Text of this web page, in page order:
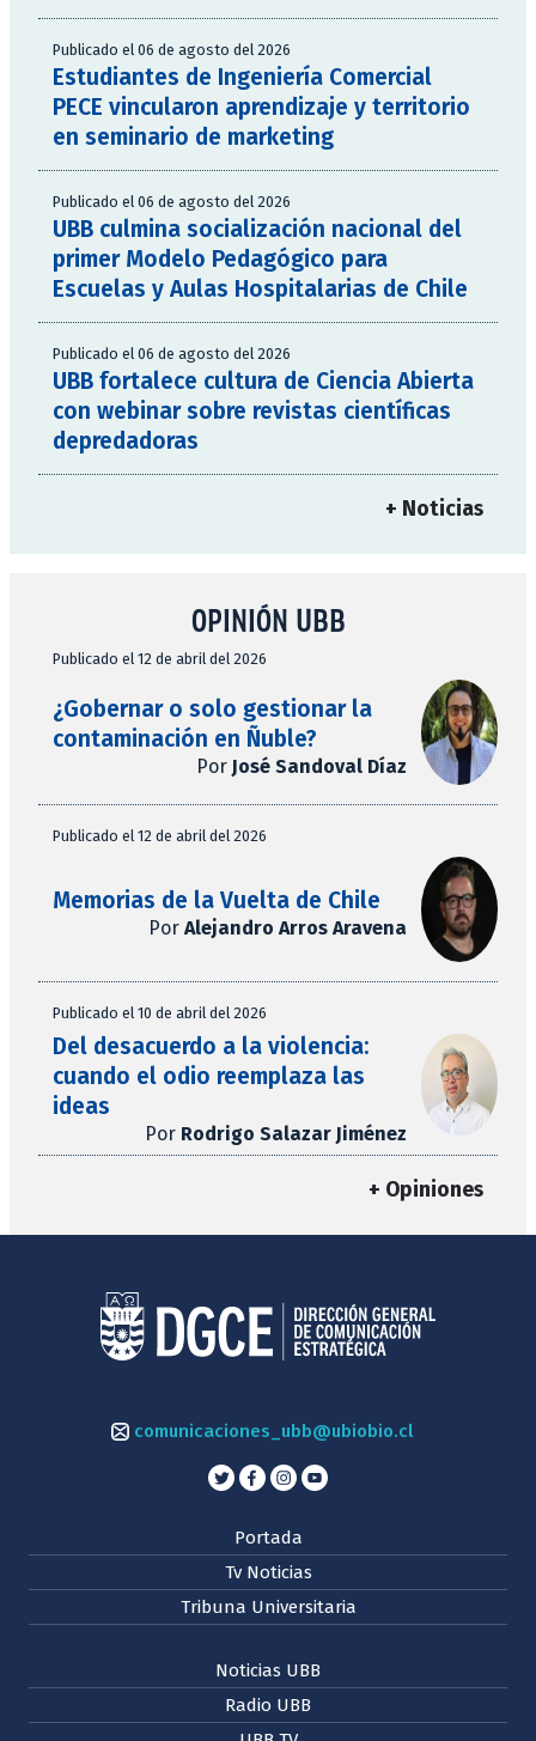
Publicado el 06 de agosto del 2026
Estudiantes de Ingeniería Comercial
PECE vincularon aprendizaje y territorio
en seminario de marketing
Publicado el 06 de agosto del 2026
UBB culmina socialización nacional del
primer Modelo Pedagógico para
Escuelas y Aulas Hospitalarias de Chile
Publicado el 06 de agosto del 2026
UBB fortalece cultura de Ciencia Abierta
con webinar sobre revistas científicas
depredadoras
+ Noticias
OPINIÓN UBB
Publicado el 12 de abril del 2026
¿Gobernar o solo gestionar la
contaminación en Ñuble?
Por José Sandoval Díaz
Publicado el 12 de abril del 2026
Memorias de la Vuelta de Chile
Por Alejandro Arros Aravena
Publicado el 10 de abril del 2026
Del desacuerdo a la violencia:
cuando el odio reemplaza las
ideas
Por Rodrigo Salazar Jiménez
+ Opiniones
comunicaciones_ubb@ubiobio.cl
Portada
Tv Noticias
Tribuna Universitaria
Noticias UBB
Radio UBB